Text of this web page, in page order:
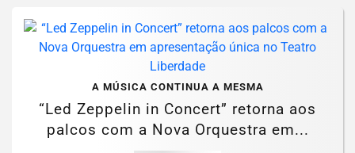
A MÚSICA CONTINUA A MESMA
“Led Zeppelin in Concert” retorna aos
palcos com a Nova Orquestra em...